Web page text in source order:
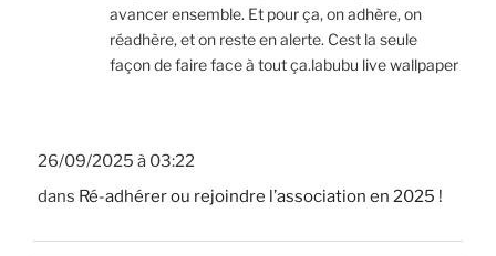
26/09/2025 à 03:22
dans Ré-adhérer ou rejoindre l’association en 2025 !
avancer ensemble. Et pour ça, on adhère, on
réadhère, et on reste en alerte. Cest la seule
façon de faire face à tout ça.labubu live wallpaper